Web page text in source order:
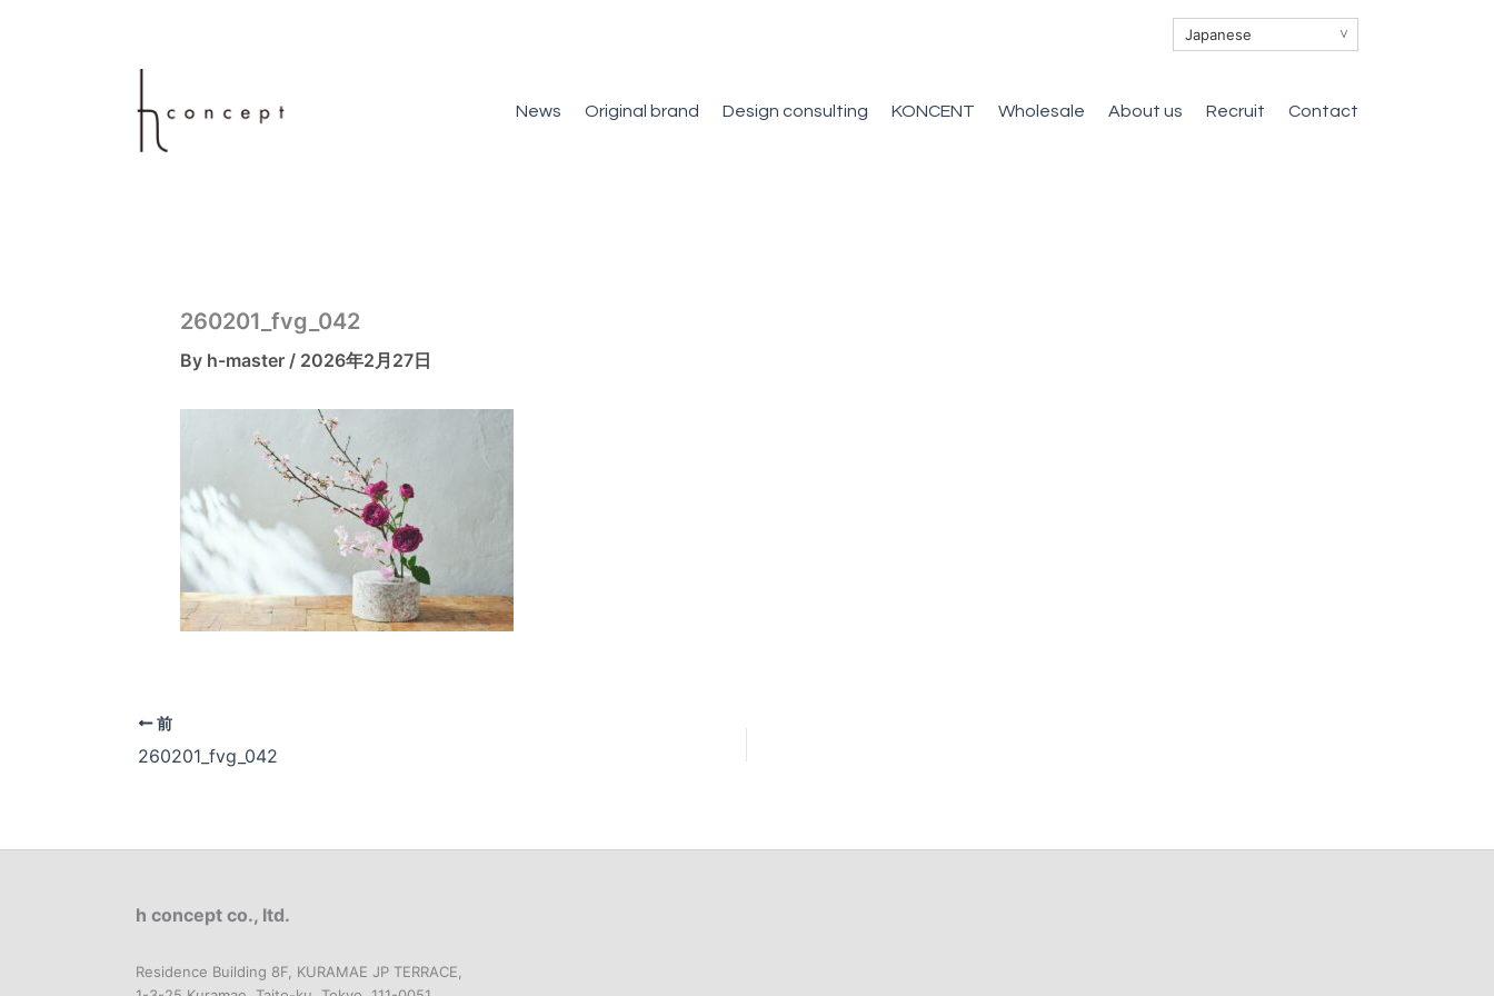
∨
News Original brand Design consulting KONCENT Wholesale About us Recruit Contact
260201_fvg_042
By h-master / 2026年2月27日
前
260201_fvg_042
h concept co., ltd.
Residence Building 8F, KURAMAE JP TERRACE,